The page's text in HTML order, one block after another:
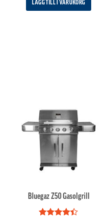
LÄGG TILL I VARUKORG
Bluegaz Z50 Gasolgrill